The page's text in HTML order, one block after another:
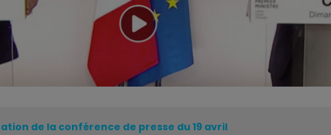
de la conférence de presse du 19 avril